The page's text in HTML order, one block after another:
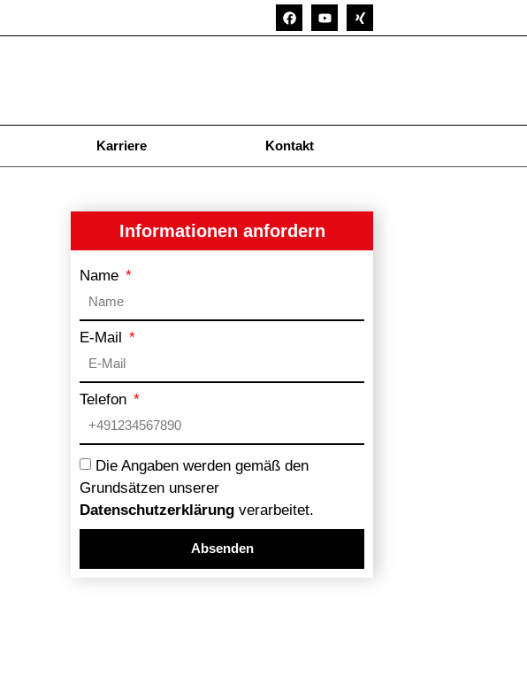
Karriere Kontakt
Informationen anfordern
Name
E-Mail
Telefon
Die Angaben werden gemäß den
Grundsätzen unserer
Datenschutzerklärung verarbeitet.
Absenden